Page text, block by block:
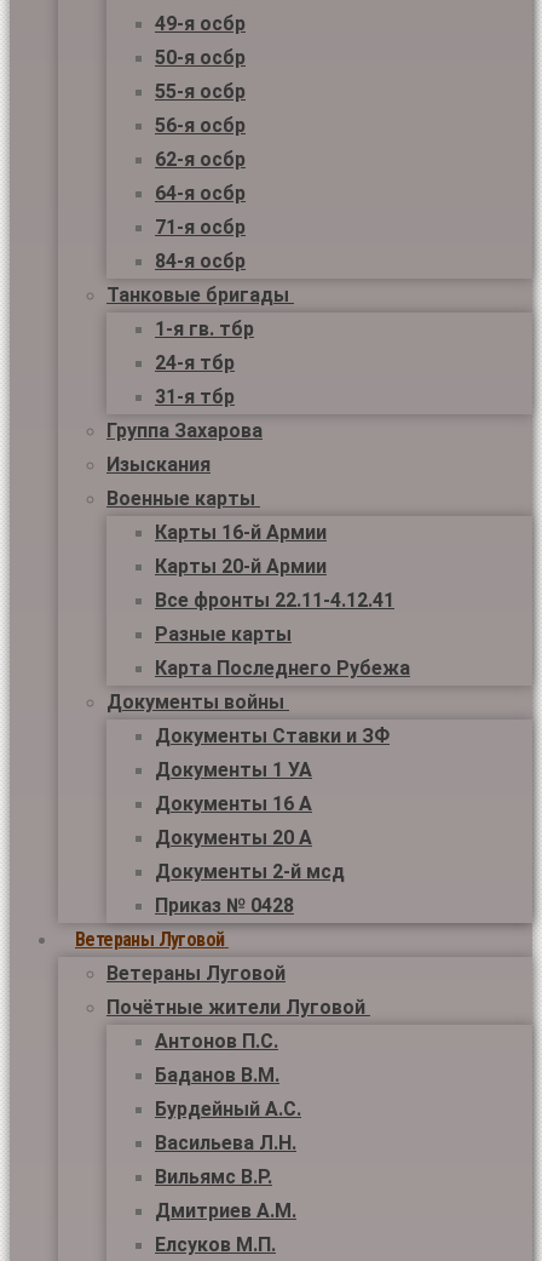
49-я осбр
50-я осбр
55-я осбр
56-я осбр
62-я осбр
64-я осбр
71-я осбр
84-я осбр
Танковые бригады
1-я гв. тбр
24-я тбр
31-я тбр
Группа Захарова
Изыскания
Военные карты
Карты 16-й Армии
Карты 20-й Армии
Все фронты 22.11-4.12.41
Разные карты
Карта Последнего Рубежа
Документы войны
Документы Ставки и ЗФ
Документы 1 УА
Документы 16 А
Документы 20 А
Документы 2-й мсд
Приказ № 0428
Ветераны Луговой
Ветераны Луговой
Почётные жители Луговой
Антонов П.С.
Баданов В.М.
Бурдейный А.С.
Васильева Л.Н.
Вильямс В.Р.
Дмитриев А.М.
Елсуков М.П.